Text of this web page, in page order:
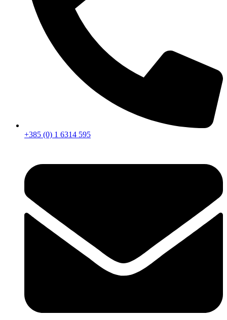
+385 (0) 1 6314 595